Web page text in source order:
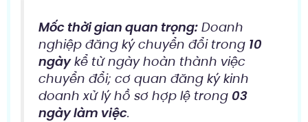
Mốc thời gian quan trọng:Doanh
nghiệp đăng ký chuyển đổi trong 10
ngàykể từ ngày hoàn thành việc
chuyển đổi; cơ quan đăng ký kinh
doanh xử lý hồ sơ hợp lệ trong 03
ngày làm việc.